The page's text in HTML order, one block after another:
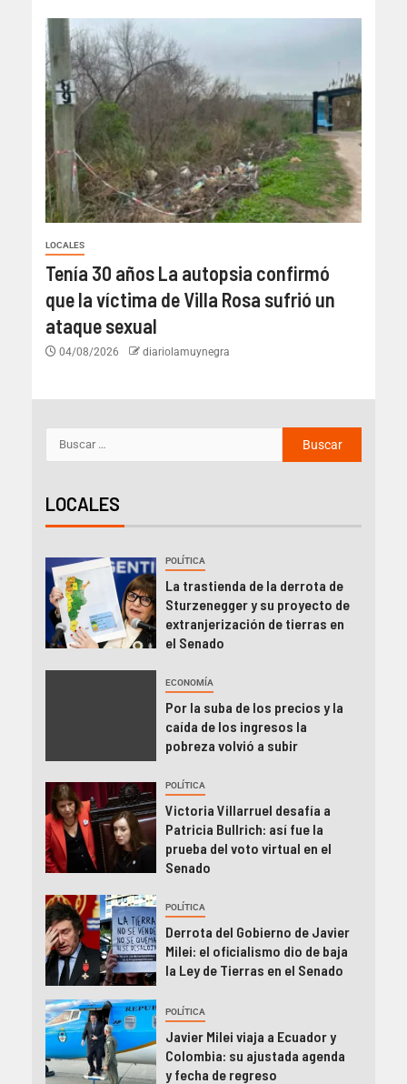
LOCALES
Tenía 30 años La autopsia confirmó
que la víctima de Villa Rosa sufrió un
ataque sexual
04/08/2026 diariolamuynegra
LOCALES
POLÍTICA
La trastienda de la derrota de
Sturzenegger y su proyecto de
extranjerización de tierras en
el Senado
ECONOMÍA
Por la suba de los precios y la
caída de los ingresos la
pobreza volvió a subir
POLÍTICA
Victoria Villarruel desafía a
Patricia Bullrich: así fue la
prueba del voto virtual en el
Senado
POLÍTICA
Derrota del Gobierno de Javier
Milei: el oficialismo dio de baja
la Ley de Tierras en el Senado
POLÍTICA
Javier Milei viaja a Ecuador y
Colombia: su ajustada agenda
y fecha de regreso